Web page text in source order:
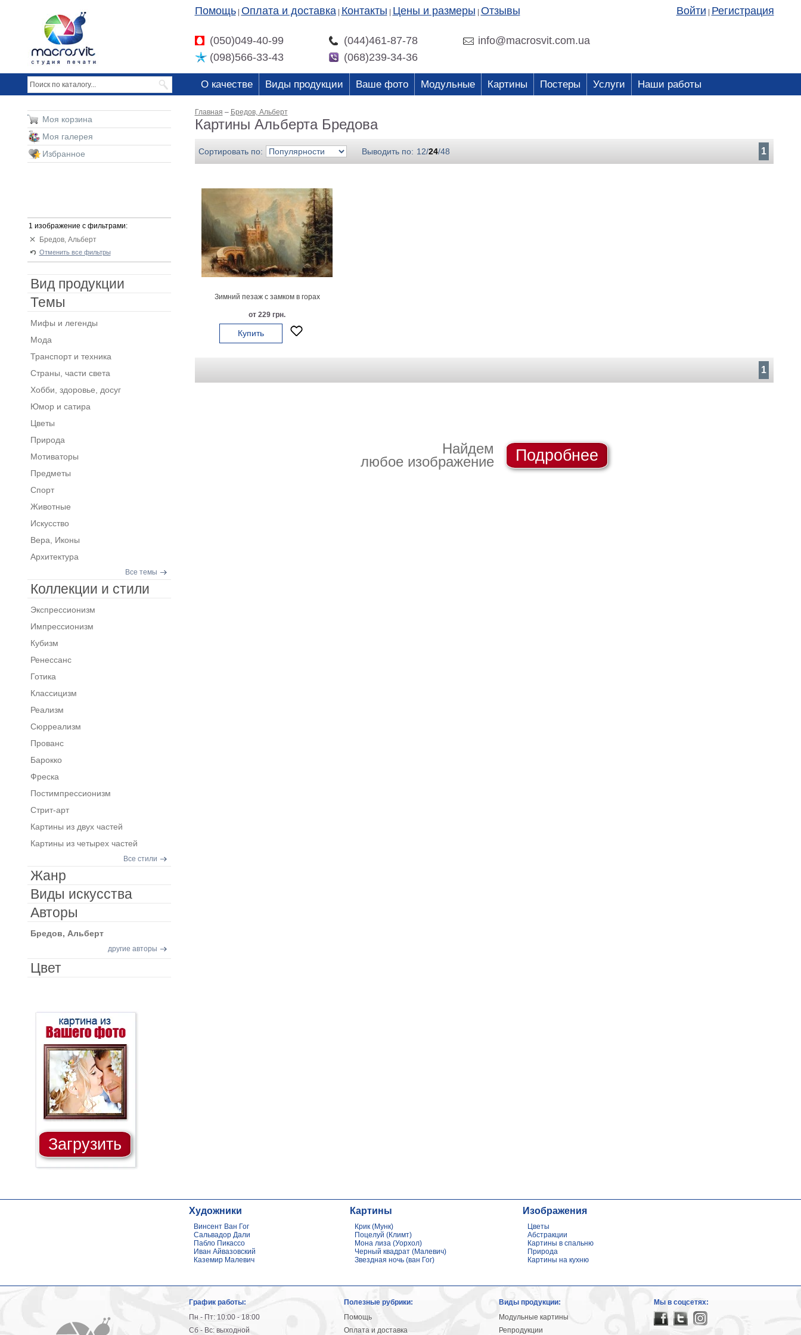
Помощь Оплата и доставка Контакты Цены и размеры Отзывы Войти Регистрация
(050)049-40-99 (044)461-87-78
info@macrosvit.com.ua
(098)566-33-43
(068)239-34-36
О качестве Виды продукции Ваше фото Модульные Картины Постеры Услуги Наши работы
Главная – Бредов, Альберт
Картины Альберта Бредова
Сортировать по: Выводить по: 12/24/48 1
Зимний пезаж с замком в горах
от 229 грн.
Купить
1
Найдем
любое изображение
Подробнее
Моя корзина
Моя галерея
Избранное
1 изображение с фильтрами:
Бредов, Альберт
Отменить все фильтры
Вид продукции
Темы
Мифы и легенды
Мода
Транспорт и техника
Страны, части света
Хобби, здоровье, досуг
Юмор и сатира
Цветы
Природа
Мотиваторы
Предметы
Спорт
Животные
Искусство
Вера, Иконы
Архитектура
Все темы
Коллекции и стили
Экспрессионизм
Импрессионизм
Кубизм
Ренессанс
Готика
Классицизм
Реализм
Сюрреализм
Прованс
Барокко
Фреска
Постимпрессионизм
Стрит-арт
Картины из двух частей
Картины из четырех частей
Все стили
Жанр
Виды искусства
Авторы
Бредов, Альберт
другие авторы
Цвет
Загрузить
Художники
Винсент Ван Гог
Сальвадор Дали
Пабло Пикассо
Иван Айвазовский
Каземир Малевич
Картины
Крик (Мунк)
Поцелуй (Климт)
Мона лиза (Уорхол)
Черный квадрат (Малевич)
Звездная ночь (ван Гог)
Изображения
Цветы
Абстракции
Картины в спальню
Природа
Картины на кухню
График работы:
Пн - Пт: 10:00 - 18:00
Сб - Вс: выходной
Полезные рубрики:
Помощь
Оплата и доставка
Виды продукции:
Модульные картины
Репродукции
Мы в соцсетях: